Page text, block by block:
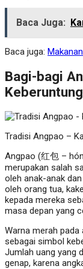
Baca Juga:
Baca juga:
Bagi-bagi
Tradisi Angpao –
Angpao (红包 –
merupakan salah
oleh anak-anak
oleh orang tua,
kepada mereka
masa depan yang
Warna merah
sebagai simbol
Jumlah uang yang
genap, karena